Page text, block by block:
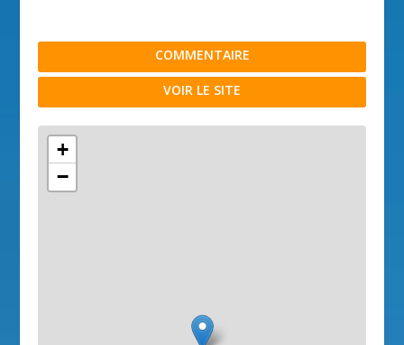
COMMENTAIRE
VOIR LE SITE
+
−